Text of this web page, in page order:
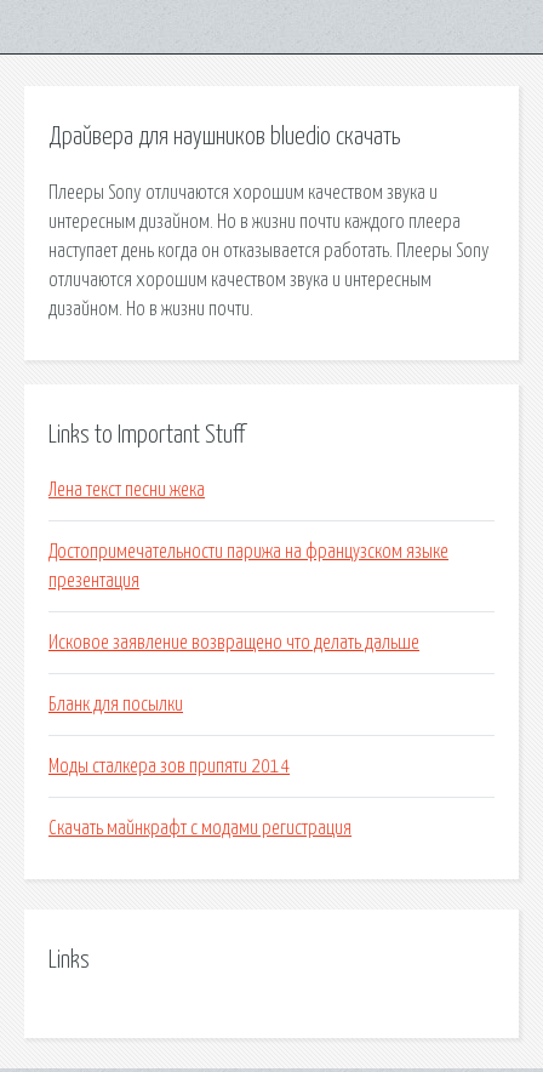
Драйвера для наушников bluedio скачать
Плееры Sony отличаются хорошим качеством звука и
интересным дизайном. Но в жизни почти каждого плеера
наступает день когда он отказывается работать. Плееры Sony
отличаются хорошим качеством звука и интересным
дизайном. Но в жизни почти.
Links to Important Stuff
Лена текст песни жека
Достопримечательности парижа на французском языке
презентация
Исковое заявление возвращено что делать дальше
Бланк для посылки
Моды сталкера зов припяти 2014
Скачать майнкрафт с модами регистрация
Links